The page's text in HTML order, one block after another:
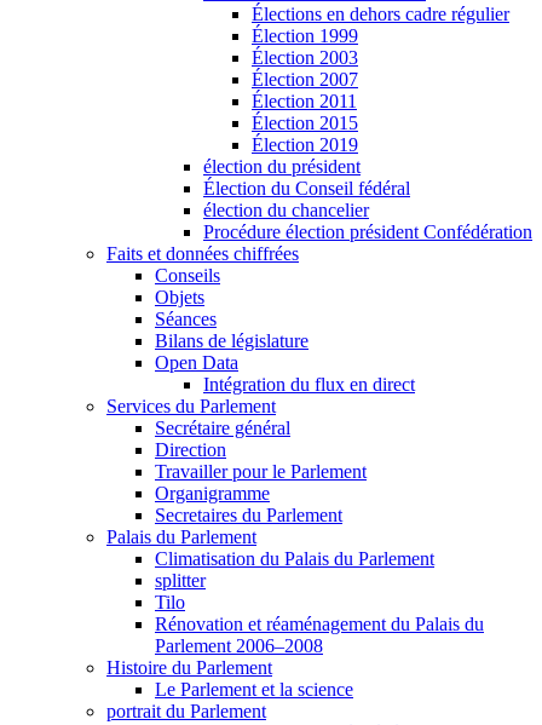
Élections en dehors cadre régulier
Élection 1999
Élection 2003
Élection 2007
Élection 2011
Élection 2015
Élection 2019
élection du président
Élection du Conseil fédéral
élection du chancelier
Procédure élection président Confédération
Faits et données chiffrées
Conseils
Objets
Séances
Bilans de législature
Open Data
Intégration du flux en direct
Services du Parlement
Secrétaire général
Direction
Travailler pour le Parlement
Organigramme
Secretaires du Parlement
Palais du Parlement
Climatisation du Palais du Parlement
splitter
Tilo
Rénovation et réaménagement du Palais du
Parlement 2006–2008
Histoire du Parlement
Le Parlement et la science
portrait du Parlement